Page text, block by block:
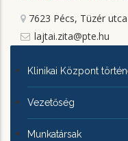
7623 Pécs, Tüzér
lajtai.zita@pte.hu
KLINIKAI
KÖZPONTRÓL
Klinikai Központ
Vezetőség
Munkatársak